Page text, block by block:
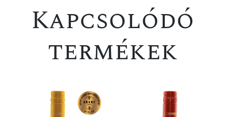
Kapcsolódó
termékek